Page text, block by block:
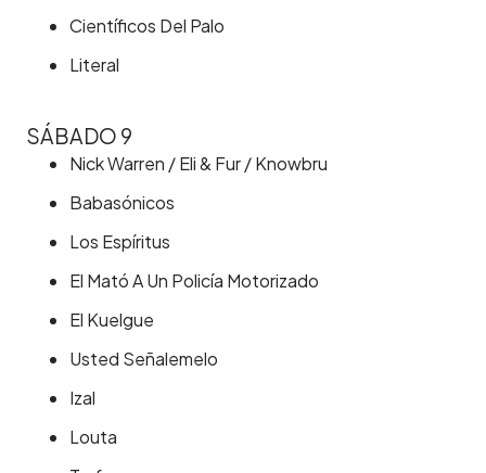
Científicos Del Palo
Literal
SÁBADO 9
Nick Warren / Eli & Fur / Knowbru
Babasónicos
Los Espíritus
El Mató A Un Policía Motorizado
El Kuelgue
Usted Señalemelo
Izal
Louta